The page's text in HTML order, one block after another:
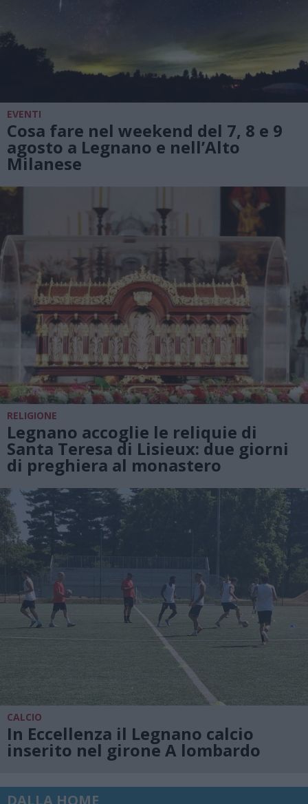
EVENTI
Cosa fare nel weekend del 7, 8 e 9
agosto a Legnano e nell’Alto
Milanese
RELIGIONE
Legnano accoglie le reliquie di
Santa Teresa di Lisieux: due giorni
di preghiera al monastero
CALCIO
In Eccellenza il Legnano calcio
inserito nel girone A lombardo
DALLA HOME